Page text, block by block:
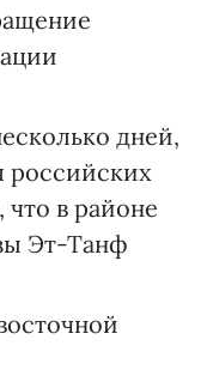
дней,
российских
в районе
Эт-Танф